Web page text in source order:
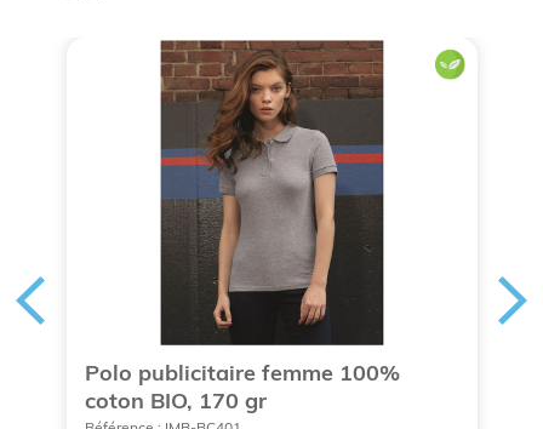
Polo publicitaire femme 100%
coton BIO, 170 gr